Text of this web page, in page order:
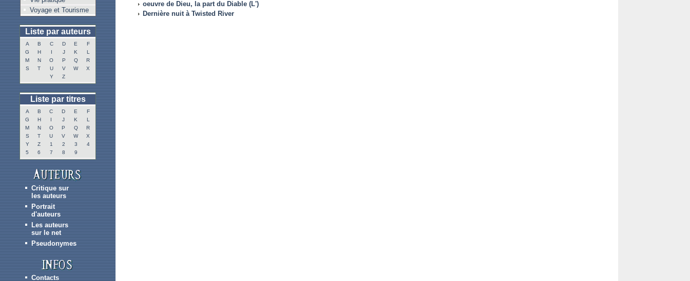
Voyage et Tourisme
Liste par auteurs
A B C D E
F
G
H I J K
L
M
N O P Q
R
S
T U V W
X
Y
Z
Liste par titres
A B C D E
F
G
H I J K
L
M
N O P Q
R
S
T U V W
X
Y
Z 1 2 3
4
5
6 7 8 9
Critique sur
les auteurs
Portrait
d'auteurs
Les auteurs
sur le net
Pseudonymes
Contacts
oeuvre de Dieu, la part du Diable (L')
Dernière nuit à Twisted River